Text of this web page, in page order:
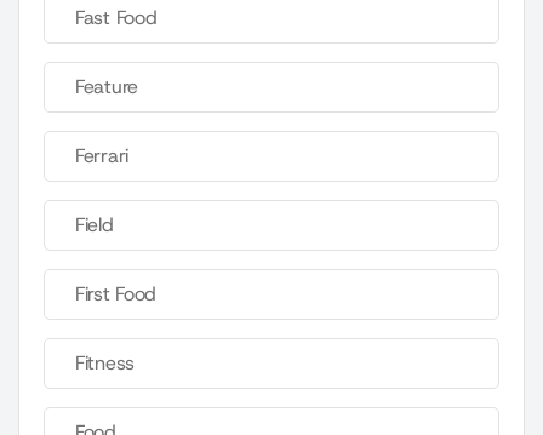
Fast Food
Feature
Ferrari
Field
First Food
Fitness